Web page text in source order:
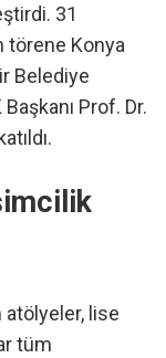
31
törene Konya
Belediye
Prof. Dr.
lise
tüm